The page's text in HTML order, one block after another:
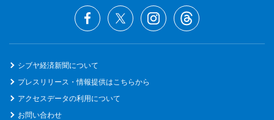
シブヤ経済新聞について
プレスリリース・情報提供はこちらから
アクセスデータの利用について
お問い合わせ